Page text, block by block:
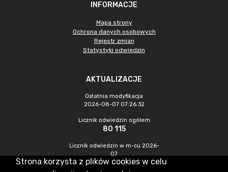
INFORMACJE
Mapa strony
Ochrona danych osobowych
Rejestr zmian
Statystyki odwiedzin
AKTUALIZACJE
Ostatnia modyfikacja
2026-08-07 07:26:32
Licznik odwiedzin ogółem
80 115
Licznik odwiedzin w m-cu 2026-
07
233
Strona korzysta z plików cookies w celu